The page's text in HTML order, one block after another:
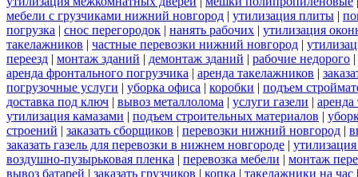
мебели с грузчиками нижний новгород | утилизация плиты |
погрузка | снос перегородок | нанять рабочих | утилизация
такелажников | частные перевозки нижний новгород |
переезд | монтаж зданий | демонтаж зданий | рабочие недорого |
аренда фронтального погрузчика | аренда такелажников |
погрузочные услуги | уборка офиса | коробки | подъем
доставка под ключ | вывоз металлолома | услуги газели | аренда
утилизация камазами | подъем строительных материалов |
строений | заказать сборщиков | перевозки нижний новгород |
заказать газель для перевозки в нижнем новгороде |
воздушно-пузырьковая пленка | перевозка мебели | монтаж
вывоз батарей | заказать грузчиков | копка | такелажники на час